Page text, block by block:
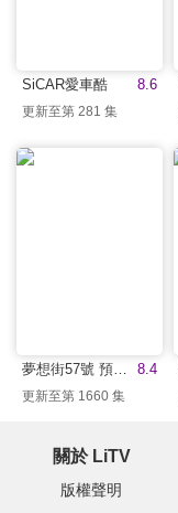
8.6
SiCAR愛車酷
更新至第 281 集
8.4
更新至第 1660 集
關於 LiTV
版權聲明